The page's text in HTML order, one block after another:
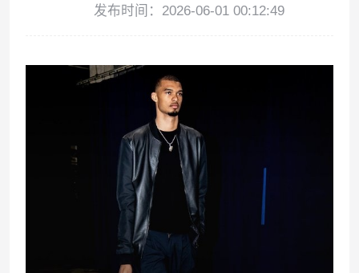
发布时间：2026-06-01 00:12:49